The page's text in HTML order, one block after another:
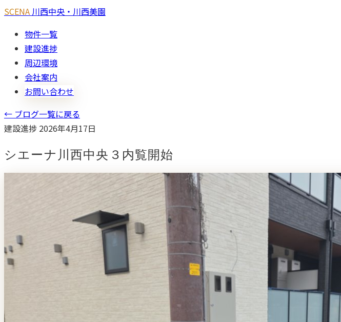
SCENA 川西中央・川西美園
物件一覧
建設進捗
周辺環境
会社案内
お問い合わせ
← ブログ一覧に戻る
建設進捗 2026年4月17日
シエーナ川西中央３内覧開始